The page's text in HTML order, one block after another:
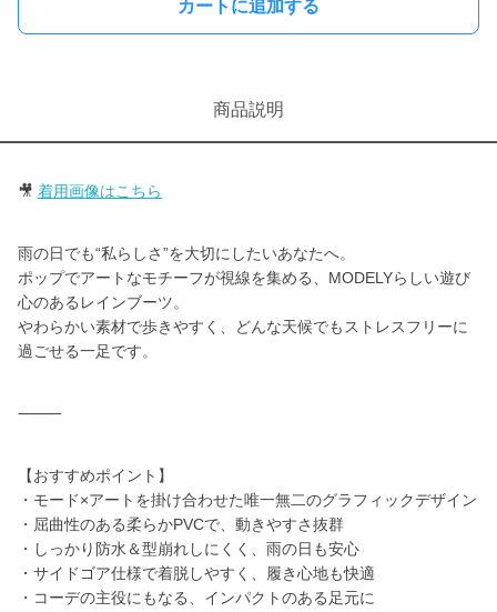
カートに追加する
商品説明
🎥 着用画像はこちら
雨の日でも“私らしさ”を大切にしたいあなたへ。
ポップでアートなモチーフが視線を集める、MODELYらしい遊び
心のあるレインブーツ。
やわらかい素材で歩きやすく、どんな天候でもストレスフリーに
過ごせる一足です。
⸻
【おすすめポイント】
・モード×アートを掛け合わせた唯一無二のグラフィックデザイン
・屈曲性のある柔らかPVCで、動きやすさ抜群
・しっかり防水＆型崩れしにくく、雨の日も安心
・サイドゴア仕様で着脱しやすく、履き心地も快適
・コーデの主役にもなる、インパクトのある足元に